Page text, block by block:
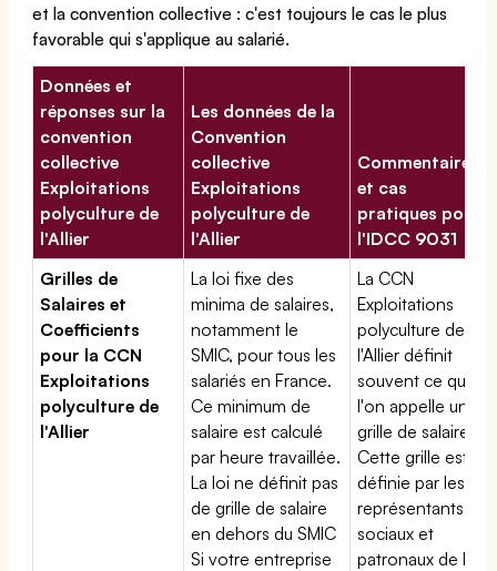
et la convention collective : c'est toujours le cas le plus
favorable qui s'applique au salarié.
Données et
réponses sur la
convention
collective
Exploitations
polyculture de
l'Allier
Les données de la
Convention
collective
Exploitations
polyculture de
l'Allier
Commentaires
et cas
pratiques pour
l'IDCC 9031
Grilles de
Salaires et
Coefficients
pour la CCN
Exploitations
polyculture de
l'Allier
La loi fixe des
minima de salaires,
notamment le
SMIC, pour tous les
salariés en France.
Ce minimum de
salaire est calculé
par heure travaillée.
La loi ne définit pas
de grille de salaire
en dehors du SMIC
Si votre entreprise
La CCN
Exploitations
polyculture de
l'Allier définit
souvent ce que
l'on appelle une
grille de salaires.
Cette grille est
définie par les
représentants
sociaux et
patronaux de la